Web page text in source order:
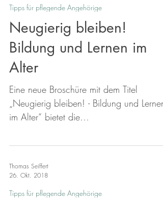
kostenlosen Pflegekurs der Pflegekasse
teilnehmen. Die Pflegekasse ist
solche Kurse anzubieten. Die Schulungen
finden auf Wunsch auch in der
Umgebung des Pflegeb
Tipps für pflegende Angehörige
Neugierig bleiben!
Bildung und Lernen im
Alter
Eine neue Broschüre mit dem Titel
„Neugierig bleiben! - Bildung und Lernen
im Alter“ bietet die
Organisationen e.V. an. Zentrale Aspekte
und Lernen auch im Alter wichtig sind.
Thomas Seiffert
26. Okt. 2018
Tipps für pflegende Angehörige